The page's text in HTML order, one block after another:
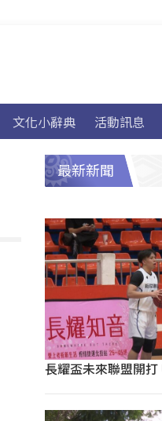
文化小辭典 活動訊息
最新新聞
長耀盃未來聯盟開